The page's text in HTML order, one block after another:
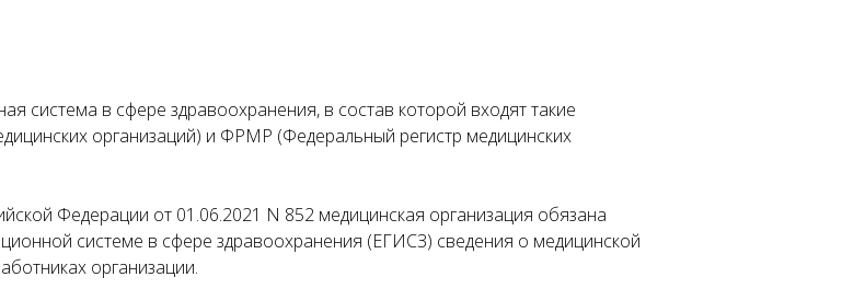
система в сфере здравоохранения, в состав которой входят такие
организаций) и ФРМР (Федеральный регистр медицинских
Федерации от 01.06.2021 N 852 медицинская организация обязана
системе в сфере здравоохранения (ЕГИСЗ) сведения о медицинской
организации.